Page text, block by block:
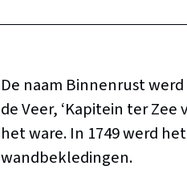
De naam Binnenrust
de Veer, ‘Kapitein ter Zee
het ware. In 1749 werd
wandbekledingen.